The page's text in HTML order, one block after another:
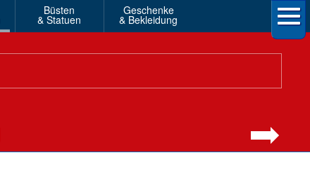
Büsten
& Statuen
Geschenke
& Bekleidung